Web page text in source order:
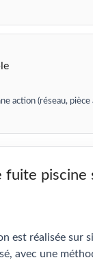
action (réseau, pièce
fuite piscine
est réalisée sur
avec une